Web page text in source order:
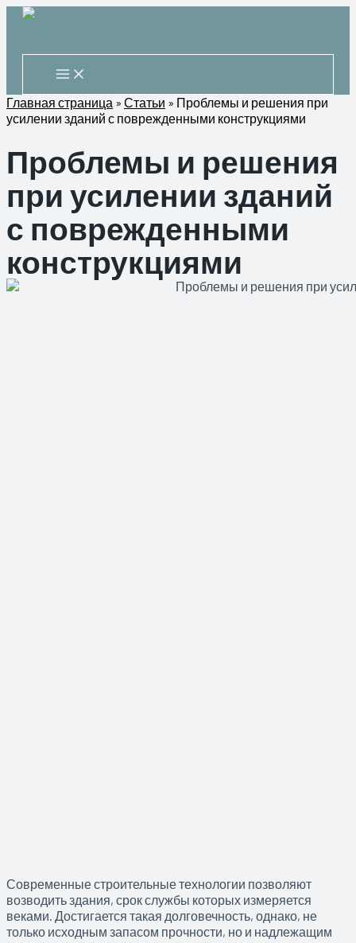
Перейти
Main
Menu
Главная страница » Статьи » Проблемы и решения при
усилении зданий с поврежденными конструкциями
Проблемы и решения
при усилении зданий
с поврежденными
конструкциями
Современные строительные технологии позволяют
возводить здания, срок службы которых измеряется
веками. Достигается такая долговечность, однако, не
только исходным запасом прочности, но и надлежащим